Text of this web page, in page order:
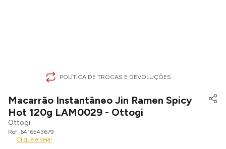
POLÍTICA DE TROCAS E DEVOLUÇÕES
Macarrão Instantâneo Jin Ramen Spicy
Hot 120g LAM0029 - Ottogi
Ottogi
6416543679
Clique e veja!